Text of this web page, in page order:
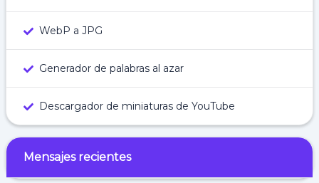
WebP a JPG
Generador de palabras al azar
Descargador de miniaturas de YouTube
Mensajes recientes